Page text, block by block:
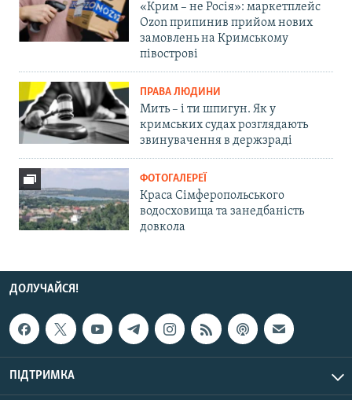
«Крим – не Росія»: маркетплейс
Ozon припинив прийом нових
замовлень на Кримському
півострові
ПРАВА ЛЮДИНИ
Мить – і ти шпигун. Як у
кримських судах розглядають
звинувачення в держзраді
ФОТОГАЛЕРЕЇ
Краса Сімферопольського
водосховища та занедбаність
довкола
ДОЛУЧАЙСЯ!
ПІДТРИМКА